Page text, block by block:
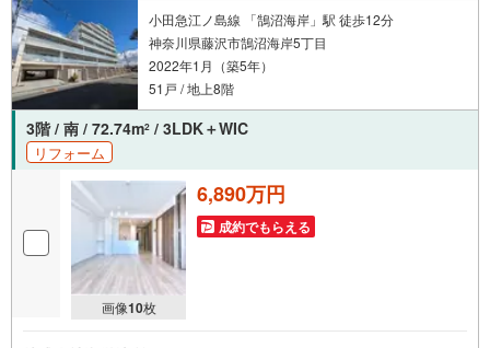
小田急江ノ島線 「鵠沼海岸」駅 徒歩12分
神奈川県藤沢市鵠沼海岸5丁目
2022年1月（築5年）
51戸 / 地上8階
3階 / 南 / 72.74m2 / 3LDK＋WIC
リフォーム
画像10枚
6,890万円
成約でもらえる